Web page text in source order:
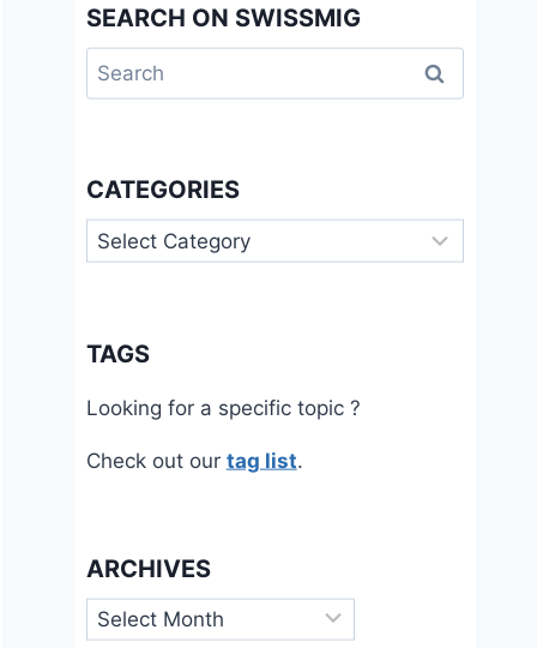
SEARCH ON SWISSMIG
Search
for:
CATEGORIES
Categories
TAGS
Looking for a specific topic ?
Check out our tag list.
ARCHIVES
Archives